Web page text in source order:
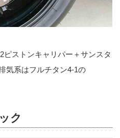
ピストンキャリパー＋サンスタ
気系はフルチタン4-1の
ク